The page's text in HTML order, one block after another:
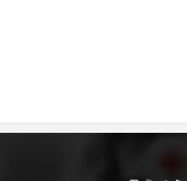
ДЕЈСТВУВАЊЕ